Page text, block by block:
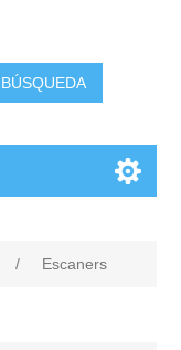
BÚSQUEDA
/ Escaners